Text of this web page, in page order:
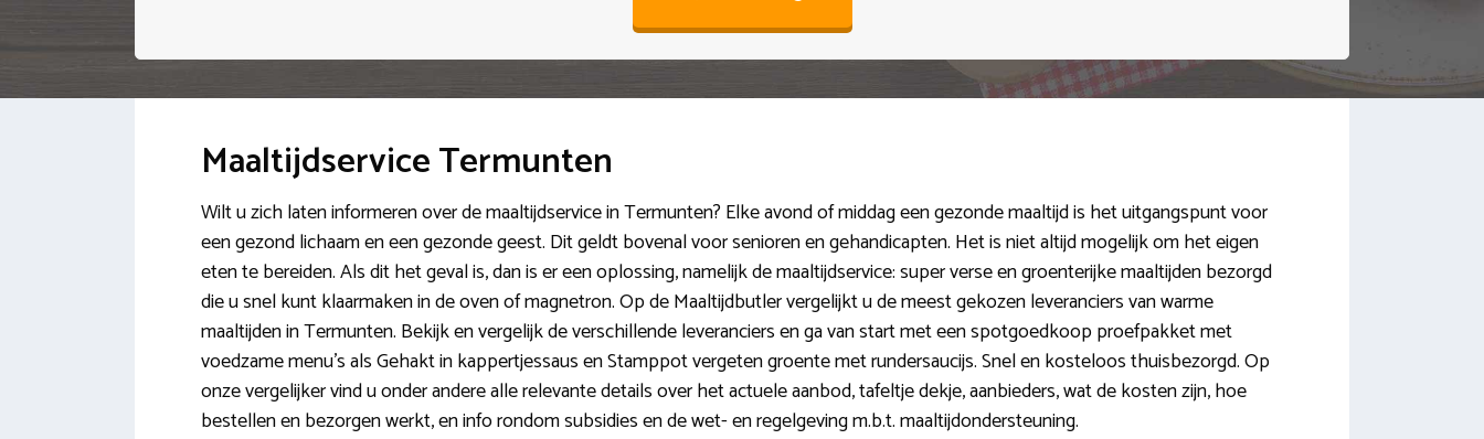
Maaltijdservice Termunten
Wilt u zich laten informeren over de maaltijdservice in Termunten? Elke avond of middag een gezonde maaltijd is het uitgangspunt voor
een gezond lichaam en een gezonde geest. Dit geldt bovenal voor senioren en gehandicapten. Het is niet altijd mogelijk om het eigen
eten te bereiden. Als dit het geval is, dan is er een oplossing, namelijk de maaltijdservice: super verse en groenterijke maaltijden bezorgd
die u snel kunt klaarmaken in de oven of magnetron. Op de Maaltijdbutler vergelijkt u de meest gekozen leveranciers van warme
maaltijden in Termunten. Bekijk en vergelijk de verschillende leveranciers en ga van start met een spotgoedkoop proefpakket met
voedzame menu’s als Gehakt in kappertjessaus en Stamppot vergeten groente met rundersaucijs. Snel en kosteloos thuisbezorgd. Op
onze vergelijker vind u onder andere alle relevante details over het actuele aanbod, tafeltje dekje, aanbieders, wat de kosten zijn, hoe
bestellen en bezorgen werkt, en info rondom subsidies en de wet- en regelgeving m.b.t. maaltijdondersteuning.